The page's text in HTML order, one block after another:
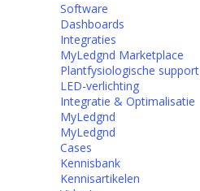
Software
Dashboards
Integraties
MyLedgnd Marketplace
Plantfysiologische support
LED-verlichting
Integratie & Optimalisatie
MyLedgnd
MyLedgnd
Cases
Kennisbank
Kennisartikelen